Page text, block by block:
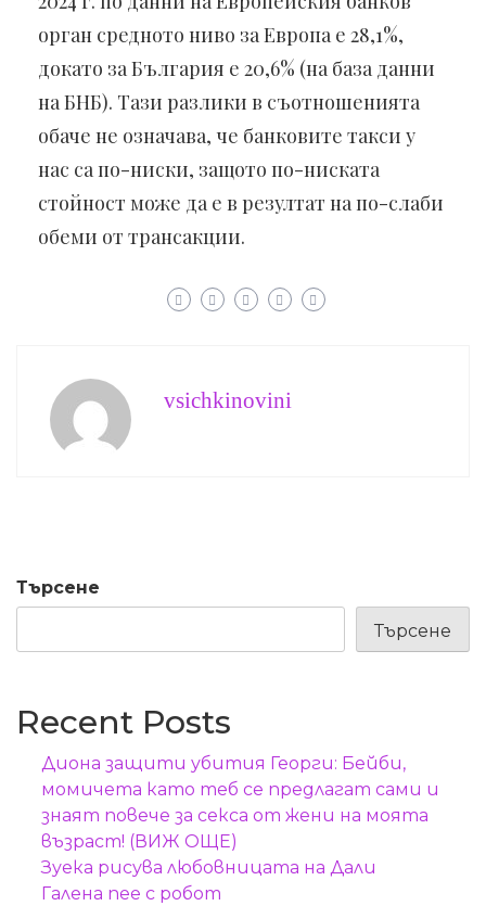
орган средното ниво за Европа е 28,1%,
докато за България е 20,6% (на база данни
на БНБ). Тази разлики в съотношенията
обаче не означава, че банковите такси у
нас са по-ниски, защото по-ниската
стойност може да е в резултат на по-слаби
обеми от трансакции.
vsichkinovini
Търсене
Търсене
Recent Posts
Диона защити убития Георги: Бейби,
момичета като теб се предлагат сами и
знаят повече за секса от жени на моята
възраст! (ВИЖ ОЩЕ)
Зуека рисува любовницата на Дали
Галена пее с робот